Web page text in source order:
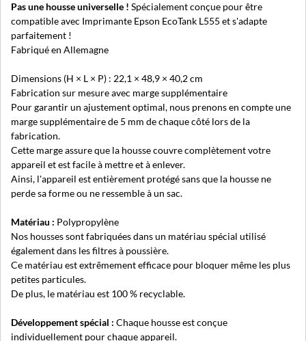
Pas une housse universelle ! Spécialement conçue pour être
compatible avec Imprimante Epson EcoTank L555 et s'adapte
parfaitement !
Fabriqué en Allemagne
Dimensions (H × L × P) : 22,1 × 48,9 × 40,2 cm
Fabrication sur mesure avec marge supplémentaire
Pour garantir un ajustement optimal, nous prenons en compte une
marge supplémentaire de 5 mm de chaque côté lors de la
fabrication.
Cette marge assure que la housse couvre complètement votre
appareil et est facile à mettre et à enlever.
Ainsi, l'appareil est entièrement protégé sans que la housse ne
perde sa forme ou ne ressemble à un sac.
Matériau : Polypropylène
Nos housses sont fabriquées dans un matériau spécial utilisé
également dans les filtres à poussière.
Ce matériau est extrêmement efficace pour bloquer même les plus
petites particules.
De plus, le matériau est 100 % recyclable.
Développement spécial : Chaque housse est conçue
individuellement pour chaque appareil.